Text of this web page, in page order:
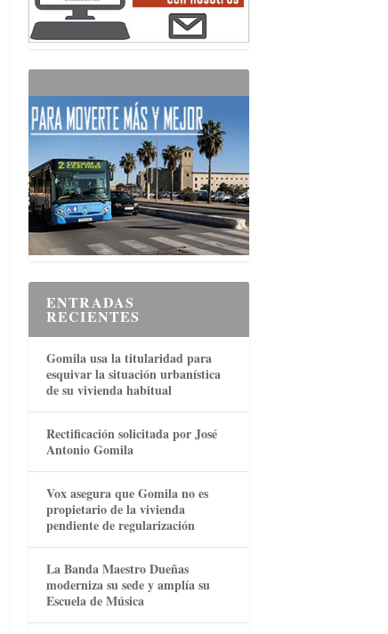
ENTRADAS
RECIENTES
Gomila usa la titularidad para
esquivar la situación urbanística
de su vivienda habitual
Rectificación solicitada por José
Antonio Gomila
Vox asegura que Gomila no es
propietario de la vivienda
pendiente de regularización
La Banda Maestro Dueñas
moderniza su sede y amplía su
Escuela de Música